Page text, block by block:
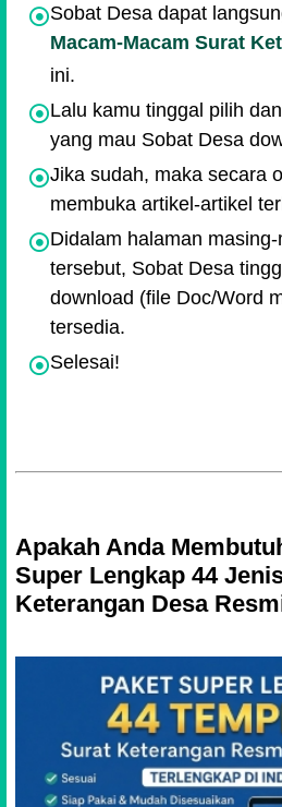
Sobat Desa dapat
Macam-Macam Surat
ini.
Lalu kamu tinggal pilih
yang mau Sobat Desa
Jika sudah, maka secara
membuka artikel-artikel
Didalam halaman
tersebut, Sobat Desa
download (file Doc/Word
tersedia.
Selesai!
Apakah Anda
Super Lengkap 44
Keterangan Desa